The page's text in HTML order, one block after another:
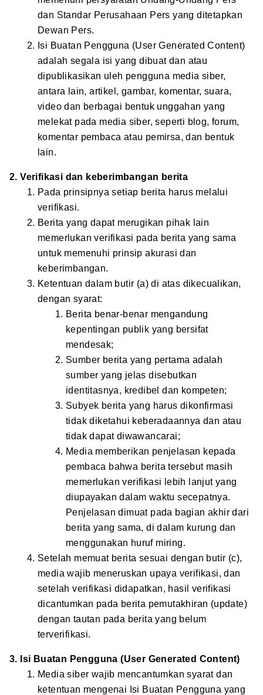
dan Standar Perusahaan Pers yang ditetapkan
Dewan Pers.
Isi Buatan Pengguna (User Generated Content)
adalah segala isi yang dibuat dan atau
dipublikasikan uleh pengguna media siber,
antara lain, artikel, gambar, komentar, suara,
video dan berbagai bentuk unggahan yang
melekat pada media siber, seperti blog, forum,
komentar pembaca atau pemirsa, dan bentuk
lain.
2. Verifikasi dan keberimbangan berita
Pada prinsipnya setiap berita harus melalui
verifikasi.
Berita yang dapat merugikan pihak lain
memerlukan verifikasi pada berita yang sama
untuk memenuhi prinsip akurasi dan
keberimbangan.
Ketentuan dalam butir (a) di atas dikecualikan,
dengan syarat:
Berita benar-benar mengandung
kepentingan publik yang bersifat
mendesak;
Sumber berita yang pertama adalah
sumber yang jelas disebutkan
identitasnya, kredibel dan kompeten;
Subyek berita yang harus dikonfirmasi
tidak diketahui keberadaannya dan atau
tidak dapat diwawancarai;
Media memberikan penjelasan kepada
pembaca bahwa berita tersebut masih
memerlukan verifikasi lebih lanjut yang
diupayakan dalam waktu secepatnya.
Penjelasan dimuat pada bagian akhir dari
berita yang sama, di dalam kurung dan
menggunakan huruf miring.
Setelah memuat berita sesuai dengan butir (c),
media wajib meneruskan upaya verifikasi, dan
setelah verifikasi didapatkan, hasil verifikasi
dicantumkan pada berita pemutakhiran (update)
dengan tautan pada berita yang belum
terverifikasi.
3. Isi Buatan Pengguna (User Generated Content)
Media siber wajib mencantumkan syarat dan
ketentuan mengenai Isi Buatan Pengguna yang